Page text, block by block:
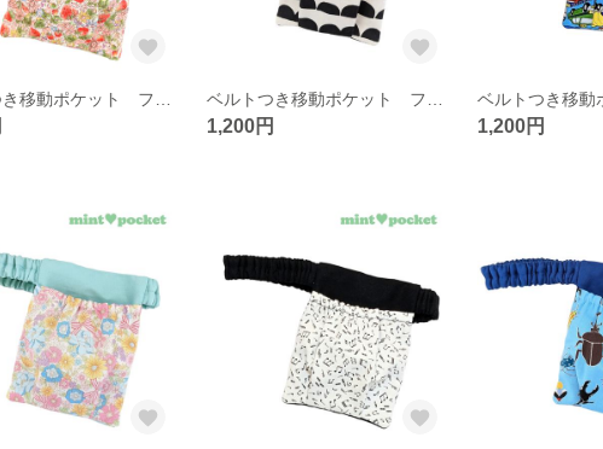
1,200円 1,200円